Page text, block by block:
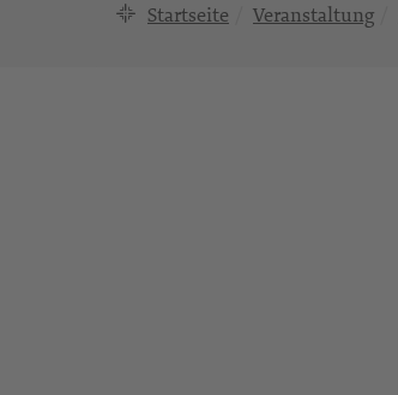
Startseite Veranstaltung